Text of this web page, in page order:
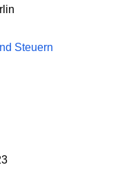
Steuern